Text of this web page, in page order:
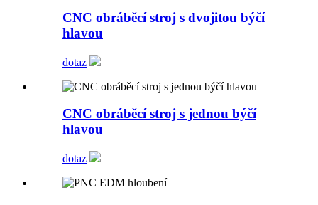
CNC obráběcí stroj s dvojitou býčí
hlavou
dotaz
CNC obráběcí stroj s jednou býčí
hlavou
dotaz